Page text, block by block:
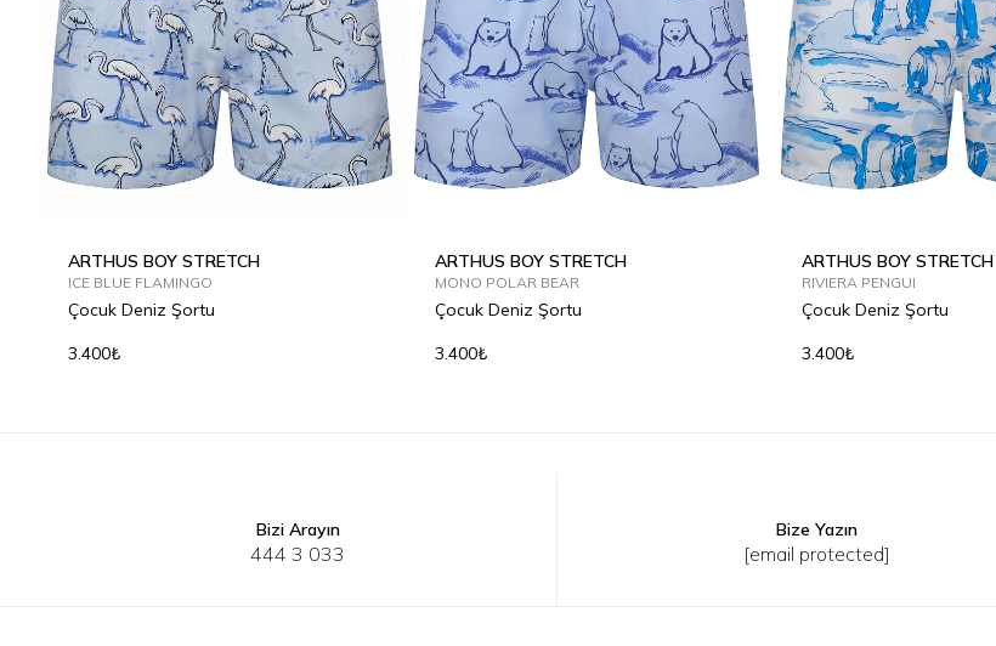
10Y 12Y
ARTHUS BOY STRETCH
ICE BLUE FLAMINGO
Çocuk Deniz Şortu
3.400₺
ARTHUS BOY STRETCH
MONO POLAR BEAR
Çocuk Deniz Şortu
3.400₺
4Y
ARTHUS BOY STRETCH
RIVIERA PENGUI
Çocuk Deniz Şortu
3.400₺
Bizi Arayın
444 3 033
Bize Yazın
[email protected]